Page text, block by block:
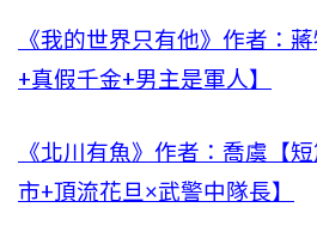
《我的世界只有他》作者：
+真假千金+男主是軍人】
《北川有魚》作者：喬虞【
市+頂流花旦×武警中隊長】